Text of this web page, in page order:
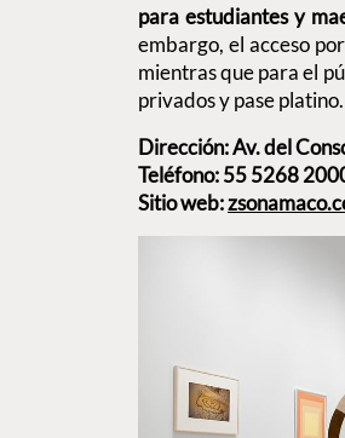
para estudiantes y
embargo, el acceso
mientras que para el
privados y pase platino.
Dirección: Av. del
Teléfono: 55 5268
Sitio web: